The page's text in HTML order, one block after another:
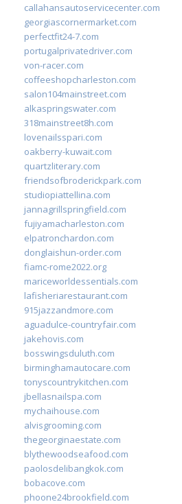
callahansautoservicecenter.com
georgiascornermarket.com
perfectfit24-7.com
portugalprivatedriver.com
von-racer.com
coffeeshopcharleston.com
salon104mainstreet.com
alkaspringswater.com
318mainstreet8h.com
lovenailsspari.com
oakberry-kuwait.com
quartzliterary.com
friendsofbroderickpark.com
studiopiattellina.com
jannagrillspringfield.com
fujiyamacharleston.com
elpatronchardon.com
donglaishun-order.com
fiamc-rome2022.org
mariceworldessentials.com
lafisheriarestaurant.com
915jazzandmore.com
aguadulce-countryfair.com
jakehovis.com
bosswingsduluth.com
birminghamautocare.com
tonyscountrykitchen.com
jbellasnailspa.com
mychaihouse.com
alvisgrooming.com
thegeorginaestate.com
blythewoodseafood.com
paolosdelibangkok.com
bobacove.com
phoone24brookfield.com